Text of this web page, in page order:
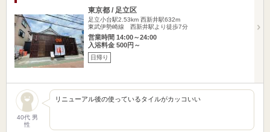
東京都 / 足立区
足立小台駅2.53km 西新井駅632m
東武伊勢崎線 西新井駅より徒歩7分
営業時間 14:00～24:00
入浴料金 500円～
日帰り
40代 男
性
リニューアル後の使っているタイルがカッコいい